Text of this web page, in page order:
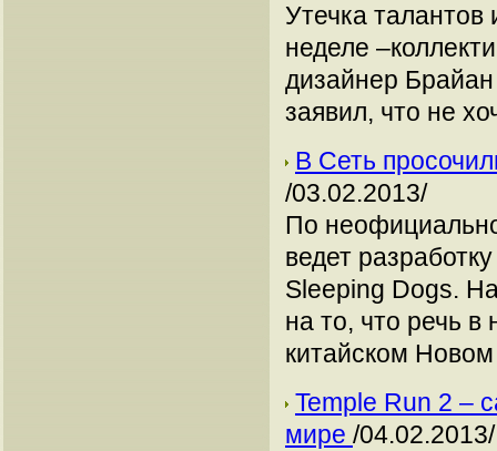
Утечка талантов
неделе
дизайнер
заявил, что не
В Сеть
/03.02.2013/
По
ведет
Sleeping Dogs.
на то, что речь
китайском
Temple Run 2 –
мире /04.02.2013/